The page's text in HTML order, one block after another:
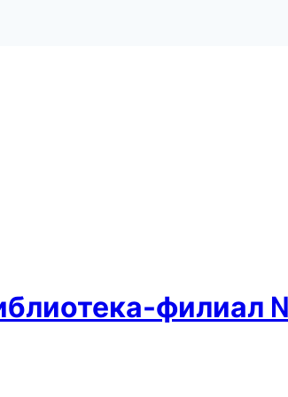
филиал